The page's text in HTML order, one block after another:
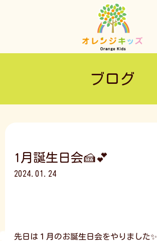
ブログ
1月誕生日会🍰💕
2024.01.24
先日は１月のお誕生日会をやりました✨